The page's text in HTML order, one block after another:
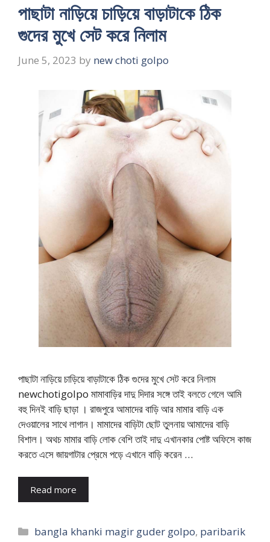
পাছাটা নাড়িয়ে চাড়িয়ে বাড়াটাকে ঠিক
গুদের মুখে সেট করে নিলাম
June 5, 2023 by new choti golpo
পাছাটা নাড়িয়ে চাড়িয়ে বাড়াটাকে ঠিক গুদের মুখে সেট করে নিলাম
newchotigolpo মামাবাড়ির দাদু দিদার সঙ্গে তাই বলতে গেলে আমি
বহু দিনই বাড়ি ছাড়া । রাজপুরে আমাদের বাড়ি আর মামার বাড়ি এক
দেওয়ালের সাথে লাগান। মামাদের বাড়িটা ছোট তুলনায় আমাদের বাড়ি
বিশাল। অথচ মামার বাড়ি লোক বেশি তাই দাদু এখানকার পোষ্ট অফিসে কাজ
করতে এসে জায়গাটার প্রেমে পড়ে এখানে বাড়ি করেন …
Read more
Categories
bangla khanki magir guder golpo, paribarik